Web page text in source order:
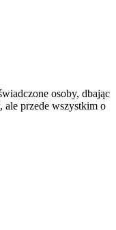
osoby, dbając
ale przede wszystkim o